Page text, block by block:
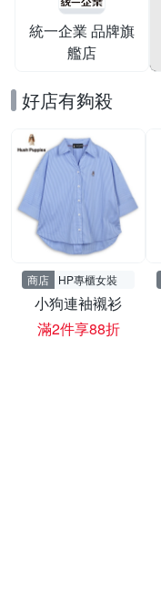
統一企業 品牌旗
艦店
好店有夠殺
商店 HP專櫃女裝
小狗連袖襯衫
滿2件享88折